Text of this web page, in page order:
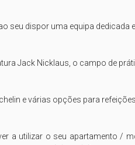
seu dispor uma equipa
Jack Nicklaus, o campo de
e várias opções para
a utilizar o seu apartamento /